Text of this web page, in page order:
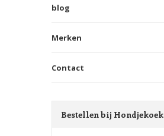
blog
Merken
Contact
Bestellen bij Hondjekoek